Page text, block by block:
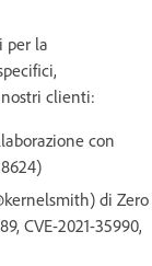
per la
clienti:
con
di Zero
CVE-2021-35990,